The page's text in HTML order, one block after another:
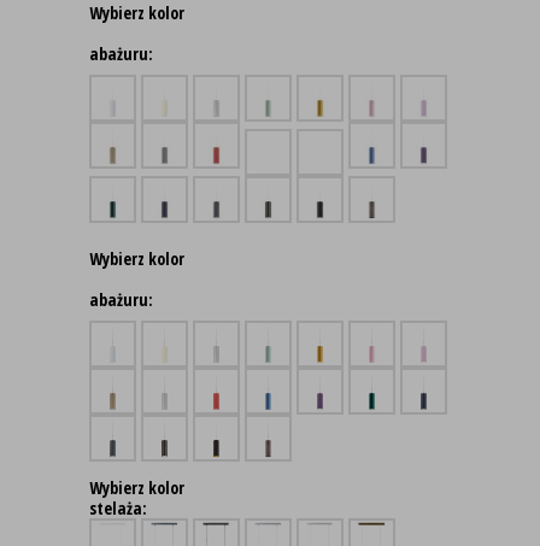
Wybierz kolor
abażuru:
Wybierz kolor
abażuru:
Wybierz kolor
stelaża: